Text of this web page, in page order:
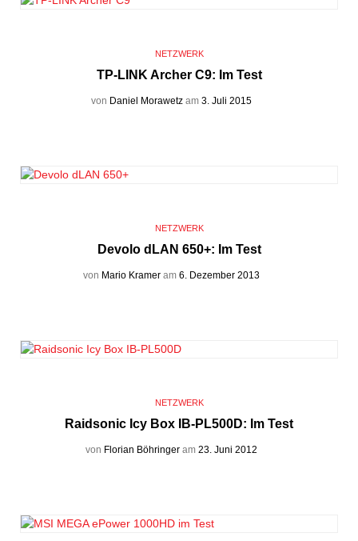
NETZWERK
TP-LINK Archer C9: Im Test
von Daniel Morawetzam 3. Juli 2015
NETZWERK
Devolo dLAN 650+: Im Test
von Mario Krameram 6. Dezember 2013
NETZWERK
Raidsonic Icy Box IB-PL500D: Im Test
von Florian Böhringeram 23. Juni 2012